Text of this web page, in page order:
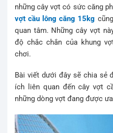
những cây vợt có sức căng
vợt cầu lông căng 15kg
quan tâm. Những cây vợt
độ chắc chắn của khung
chơi.
Bài viết dưới đây sẽ chia sẻ
ích liên quan đến cây vợt
những dòng vợt đang được